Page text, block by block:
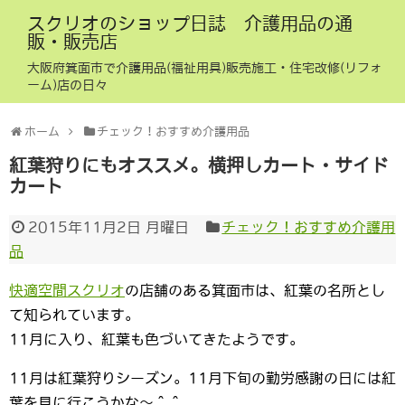
スクリオのショップ日誌 介護用品の通
販・販売店
大阪府箕面市で介護用品(福祉用具)販売施工・住宅改修(リフォ
ーム)店の日々
ホーム チェック！おすすめ介護用品
紅葉狩りにもオススメ。横押しカート・サイド
カート
2015年11月2日 月曜日
チェック！おすすめ介護用
品
快適空間スクリオの店舗のある箕面市は、紅葉の名所とし
て知られています。
11月に入り、紅葉も色づいてきたようです。
11月は紅葉狩りシーズン。11月下旬の勤労感謝の日には紅